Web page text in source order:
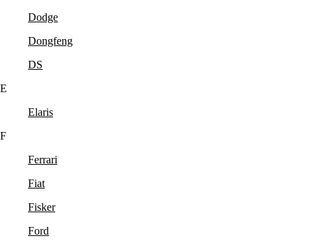
Dodge
Dongfeng
DS
E
Elaris
F
Ferrari
Fiat
Fisker
Ford